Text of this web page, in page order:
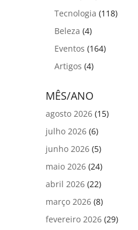
Tecnologia (118)
Beleza (4)
Eventos (164)
Artigos (4)
MÊS/ANO
agosto 2026 (15)
julho 2026 (6)
junho 2026 (5)
maio 2026 (24)
abril 2026 (22)
março 2026 (8)
fevereiro 2026 (29)